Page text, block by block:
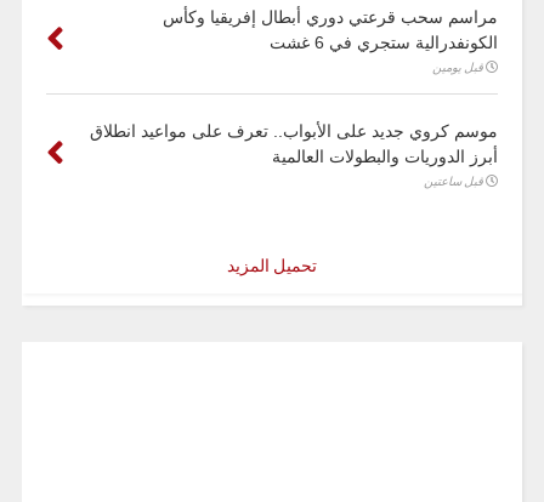
مراسم سحب قرعتي دوري أبطال إفريقيا وكأس
الكونفدرالية ستجري في 6 غشت
قبل يومين
موسم كروي جديد على الأبواب.. تعرف على مواعيد انطلاق
أبرز الدوريات والبطولات العالمية
قبل ساعتين
تحميل المزيد